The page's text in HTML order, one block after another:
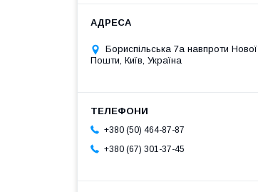
Бориспільська 7а навпроти Нової
Пошти, Київ, Україна
+380 (50) 464-87-87
+380 (67) 301-37-45